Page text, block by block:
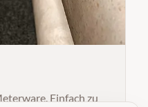
Einfach zu